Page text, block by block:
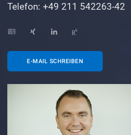
Telefon: +49 211 542263-42
E-MAIL SCHREIBEN